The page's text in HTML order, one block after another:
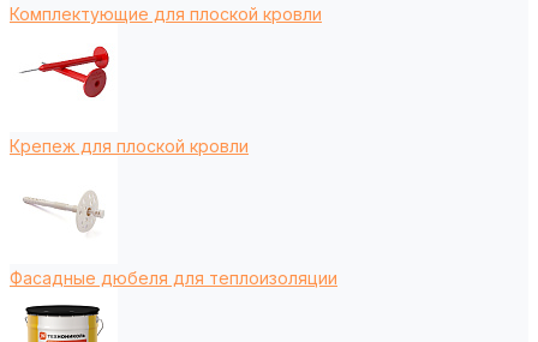
Комплектующие для плоской кровли
Крепеж для плоской кровли
Фасадные дюбеля для теплоизоляции